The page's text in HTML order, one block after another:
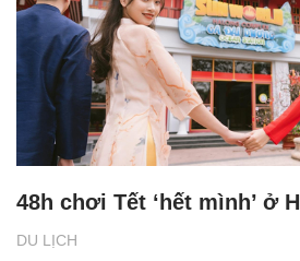
DU LỊCH
48h chơi Tết ‘hết mình’ ở